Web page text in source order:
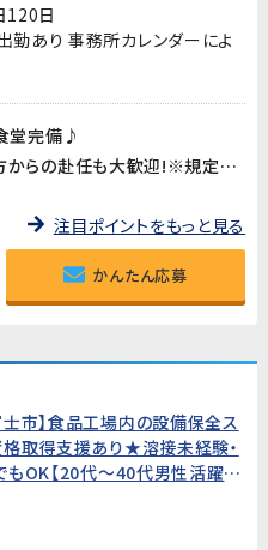
120日
あり 事務所カレンダーによ
堂完備♪
就業中はずっと寮費無料!遠方からの赴任も大歓迎!※規定あり
注目ポイントをもっと見る
かんたん応募
士市】食品工場内の設備保全ス
取得支援あり★溶接未経験・
もOK【20代～40代男性活躍